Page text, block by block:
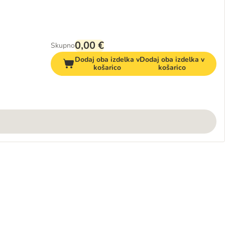
Skupno0,00 €
Dodaj oba izdelka v
košarico
Dodaj oba izdelka v
košarico